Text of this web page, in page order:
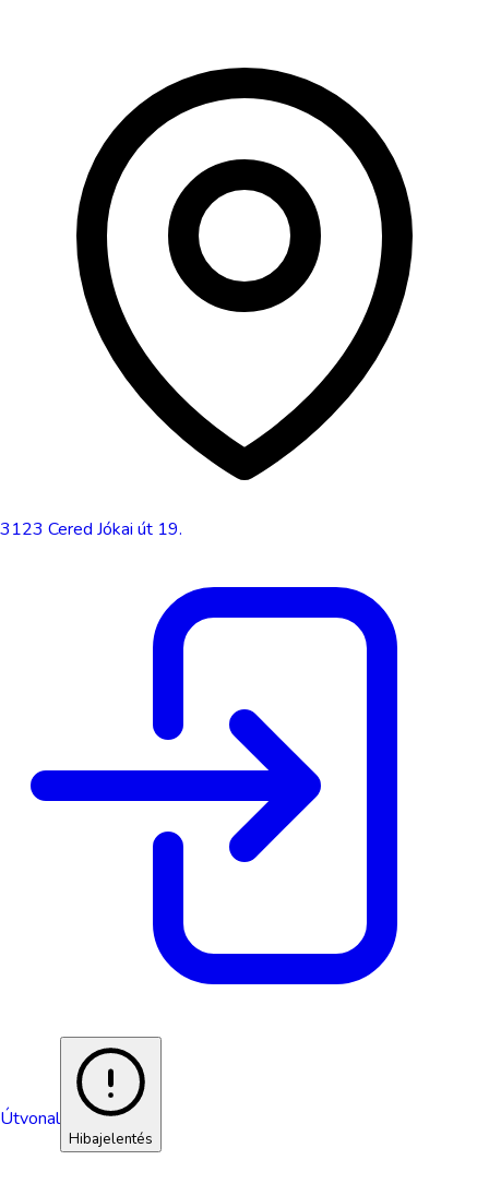
3123 Cered Jókai út 19.
Útvonal
Hibajelentés